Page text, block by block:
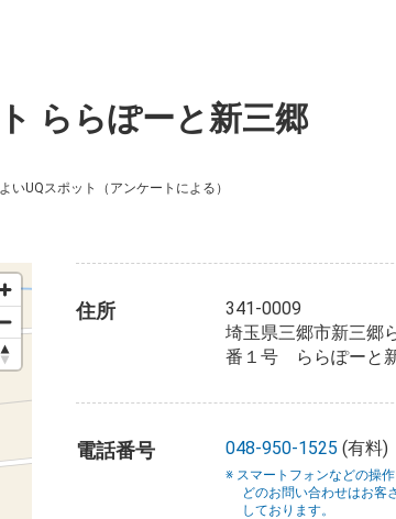
ららぽーと新三郷
いUQスポット （アンケートによる）
住所
341-0009
埼玉県三郷市新三郷
番１号 ららぽーと
電話番号 048-950-1525 (有料)
※ スマートフォンなどの操
どのお問い合わせはお客
しております。